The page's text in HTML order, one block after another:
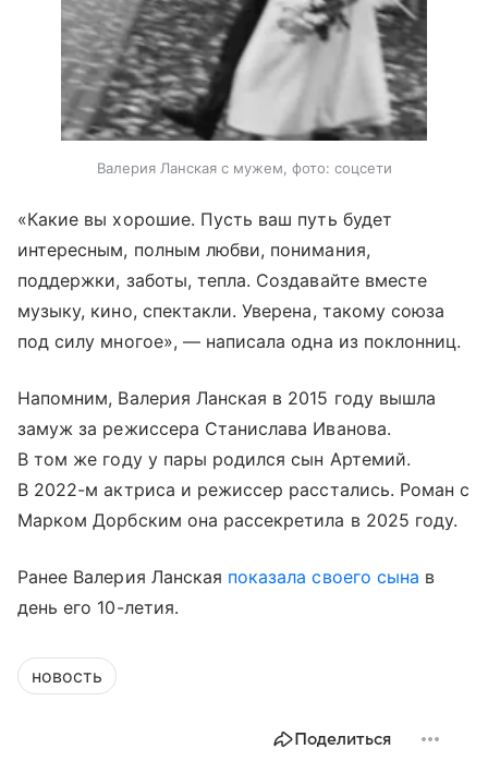
Валерия Ланская с мужем, фото: соцсети
«Какие вы хорошие. Пусть ваш путь будет
интересным, полным любви, понимания,
поддержки, заботы, тепла. Создавайте вместе
музыку, кино, спектакли. Уверена, такому союза
под силу многое», — написала одна из поклонниц.
Напомним, Валерия Ланская в 2015 году вышла
замуж за режиссера Станислава Иванова.
В том же году у пары родился сын Артемий.
В 2022-м актриса и режиссер расстались. Роман с
Марком Дорбским она рассекретила в 2025 году.
Ранее Валерия Ланская показала своего сына в
день его 10-летия.
новость
Поделиться